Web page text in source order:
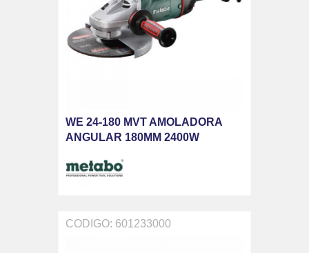
WE 24-180 MVT AMOLADORA
ANGULAR 180MM 2400W
CODIGO: 601233000